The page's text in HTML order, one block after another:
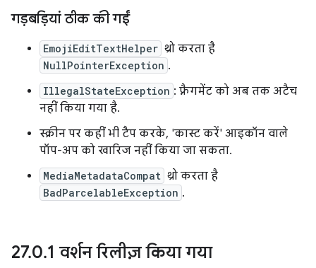
गड़बड़ियां ठीक की गईं
EmojiEditTextHelper थ्रो करता है
NullPointerException .
IllegalStateException : फ़्रैगमेंट को अब तक अटैच
नहीं किया गया है.
स्क्रीन पर कहीं भी टैप करके, 'कास्ट करें' आइकॉन वाले
पॉप-अप को खारिज नहीं किया जा सकता.
MediaMetadataCompat थ्रो करता है
BadParcelableException .
27.0.1 वर्शन रिलीज़ किया गया